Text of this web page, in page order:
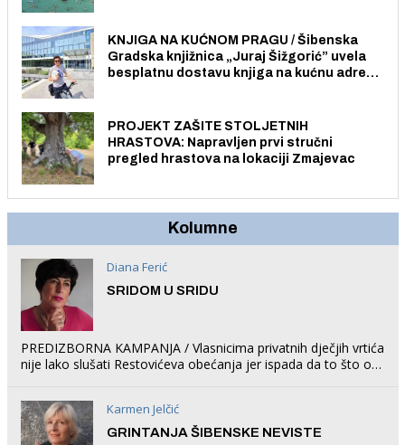
KNJIGA NA KUĆNOM PRAGU / Šibenska
Gradska knjižnica „Juraj Šižgorić” uvela
besplatnu dostavu knjiga na kućnu adresu
PROJEKT ZAŠITE STOLJETNIH
HRASTOVA: Napravljen prvi stručni
pregled hrastova na lokaciji Zmajevac
Kolumne
Diana Ferić
SRIDOM U SRIDU
PREDIZBORNA KAMPANJA / Vlasnicima privatnih dječjih vrtića
nije lako slušati Restovićeva obećanja jer ispada da to što oni
Karmen Jelčić
GRINTANJA ŠIBENSKE NEVISTE